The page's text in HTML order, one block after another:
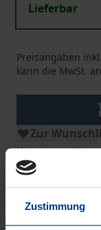
Zustimmung
Lieferbar
Preisangaben
kann die MwSt.
Zur
Hinweise zu
Beschreibung